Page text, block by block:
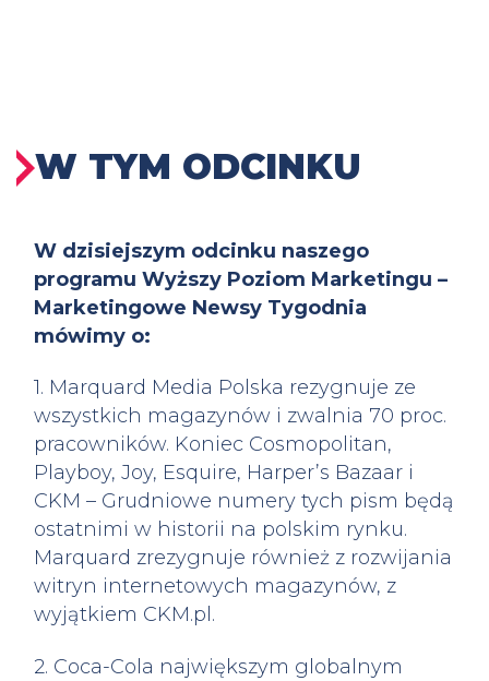
W TYM ODCINKU
W dzisiejszym odcinku naszego
programu Wyższy Poziom Marketingu –
Marketingowe Newsy Tygodnia
mówimy o:
1. Marquard Media Polska rezygnuje ze
wszystkich magazynów i zwalnia 70 proc.
pracowników. Koniec Cosmopolitan,
Playboy, Joy, Esquire, Harper’s Bazaar i
CKM – Grudniowe numery tych pism będą
ostatnimi w historii na polskim rynku.
Marquard zrezygnuje również z rozwijania
witryn internetowych magazynów, z
wyjątkiem CKM.pl.
2. Coca-Cola największym globalnym